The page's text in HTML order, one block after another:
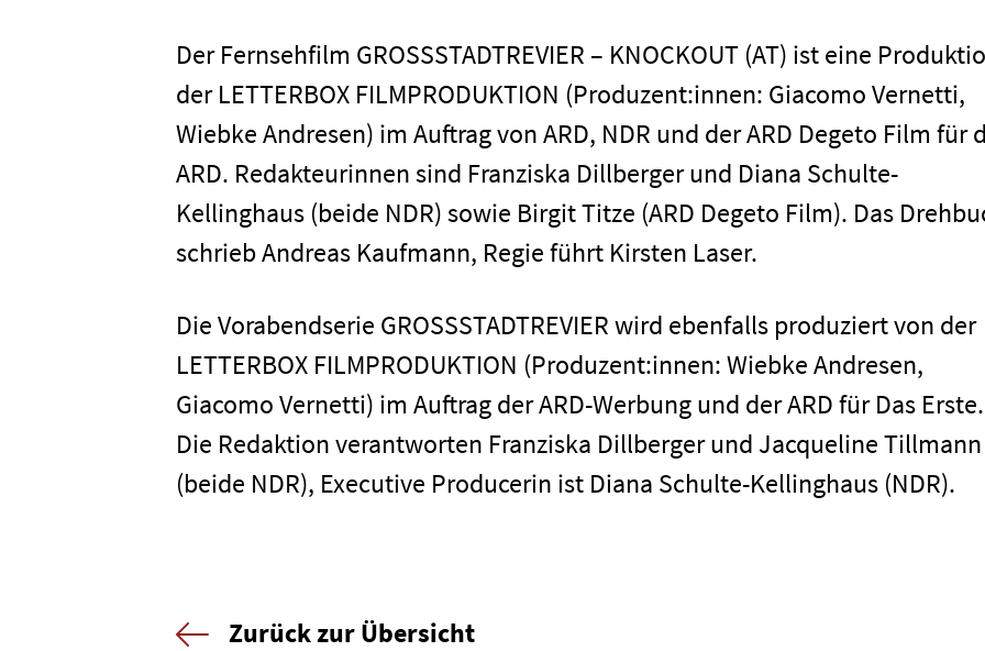
Der Fernsehfilm GROSSSTADTREVIER – KNOCKOUT (AT) ist eine
der LETTERBOX FILMPRODUKTION (Produzent:innen: Giacomo Vernetti,
Wiebke Andresen) im Auftrag von ARD, NDR und der ARD Degeto Film für
ARD. Redakteurinnen sind Franziska Dillberger und Diana Schulte-
Kellinghaus (beide NDR) sowie Birgit Titze (ARD Degeto Film). Das
schrieb Andreas Kaufmann, Regie führt Kirsten Laser.
Die Vorabendserie GROSSSTADTREVIER wird ebenfalls produziert von der
LETTERBOX FILMPRODUKTION (Produzent:innen: Wiebke Andresen,
Giacomo Vernetti) im Auftrag der ARD-Werbung und der ARD für Das Erste.
Die Redaktion verantworten Franziska Dillberger und Jacqueline Tillmann
(beide NDR), Executive Producerin ist Diana Schulte-Kellinghaus (NDR).
Zurück zur Übersicht